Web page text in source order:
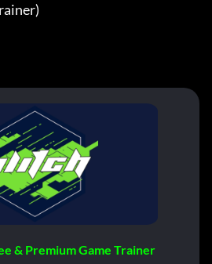
& Premium Game Trainer